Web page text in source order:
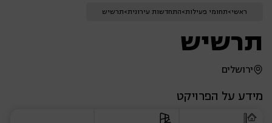
ראשי>תחומי פעילות>התחדשות עירונית>תרשיש
תרשיש
ירושלים
מידע על הפרויקט